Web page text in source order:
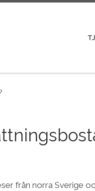
från norra Sverige